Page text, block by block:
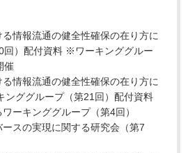
情報流通の健全性確保の在り方に
回）配付資料 ※ワーキンググルー
催
情報流通の健全性確保の在り方に
ンググループ（第21回）配付資料
ーキンググループ（第4回）
スの実現に関する研究会（第7